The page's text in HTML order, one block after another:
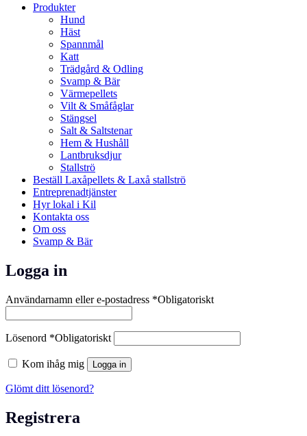
Produkter
Hund
Häst
Spannmål
Katt
Trädgård & Odling
Svamp & Bär
Värmepellets
Vilt & Småfåglar
Stängsel
Salt & Saltstenar
Hem & Hushåll
Lantbruksdjur
Stallströ
Beställ Laxåpellets & Laxå stallströ
Entreprenadtjänster
Hyr lokal i Kil
Kontakta oss
Om oss
Svamp & Bär
Logga in
Användarnamn eller e-postadress *Obligatoriskt
Lösenord *Obligatoriskt
Kom ihåg mig Logga in
Glömt ditt lösenord?
Registrera